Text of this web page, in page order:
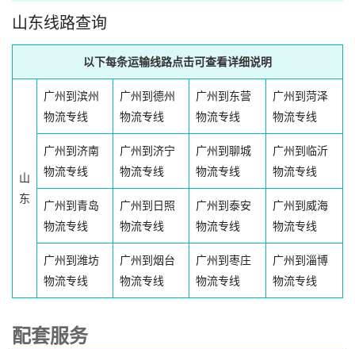
山东线路查询
以下每条运输线路点击可查看详细说明
山
东
广州到滨州
物流专线
广州到德州
物流专线
广州到东营
物流专线
广州到菏泽
物流专线
广州到济南
物流专线
广州到济宁
物流专线
广州到聊城
物流专线
广州到临沂
物流专线
广州到青岛
物流专线
广州到日照
物流专线
广州到泰安
物流专线
广州到威海
物流专线
广州到潍坊
物流专线
广州到烟台
物流专线
广州到枣庄
物流专线
广州到淄博
物流专线
配套服务